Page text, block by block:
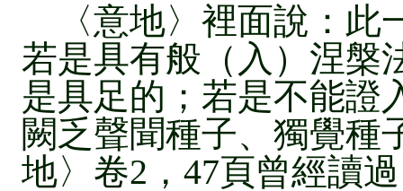
〈意地〉裡面說：此
若是具有般（入）涅槃
是具足的；若是不能證
闕乏聲聞種子、獨覺種
地〉卷2，47頁曾經讀